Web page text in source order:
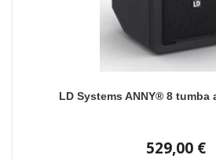
LD Systems ANNY® 8 tumba
529,00 €